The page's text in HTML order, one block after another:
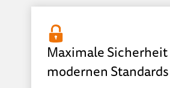
Maximale
modernen Standards